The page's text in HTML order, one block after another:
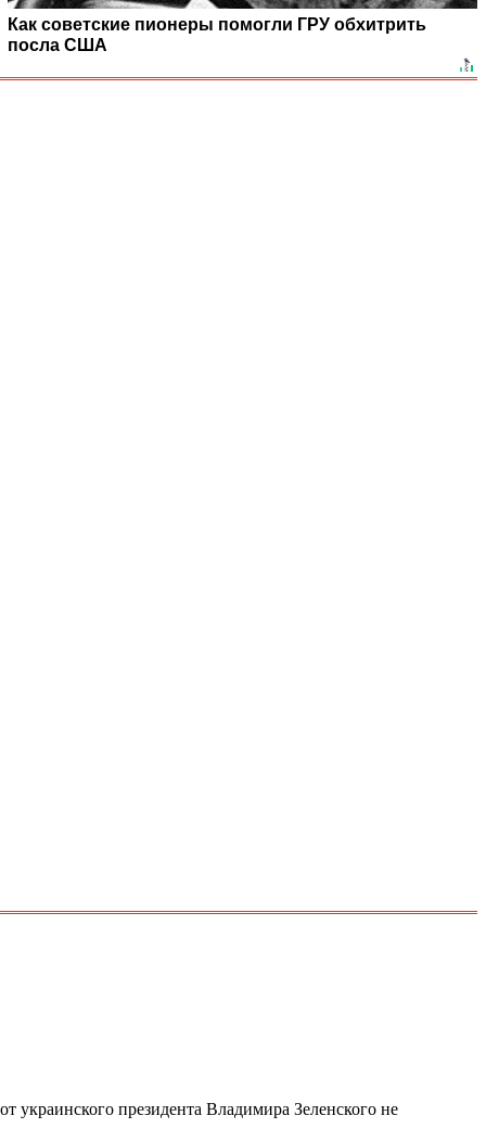
Как советские пионеры помогли ГРУ обхитрить
посла США
украинского президента Владимира Зеленского не